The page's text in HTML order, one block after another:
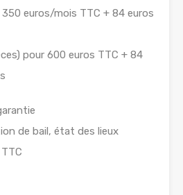
euros/mois TTC + 84 euros
pour 600 euros TTC + 84
de bail, état des lieux